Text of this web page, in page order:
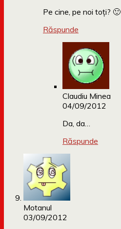
Pe cine, pe noi toți? 🙂
Răspunde
Claudiu Minea
04/09/2012
Da, da…
Răspunde
Motanul
03/09/2012